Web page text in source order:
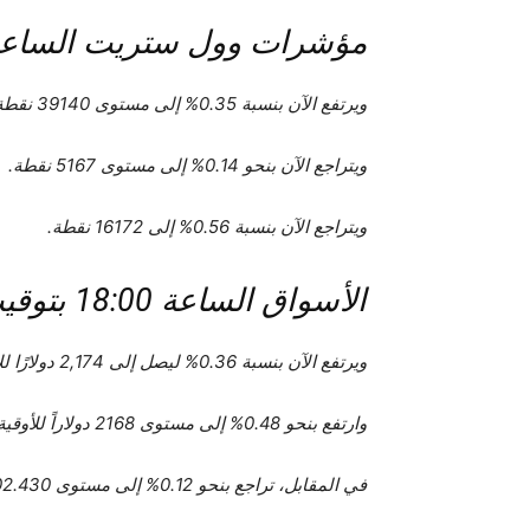
مؤشرات وول ستريت الساعة 18:00 بتوقيت
ويرتفع الآن بنسبة 0.35% إلى مستوى 39140 نقطة.
ويتراجع الآن بنحو 0.14% إلى مستوى 5167 نقطة.
ويتراجع الآن بنسبة 0.56% إلى 16172 نقطة.
الأسواق الساعة 18:00 بتوقيت السعودية
ويرتفع الآن بنسبة 0.36% ليصل إلى 2,174 دولارًا للأوقية.
وارتفع بنحو 0.48% إلى مستوى 2168 دولاراً للأوقية.
في المقابل، تراجع بنحو 0.12% إلى مستوى 102.430 نقطة.